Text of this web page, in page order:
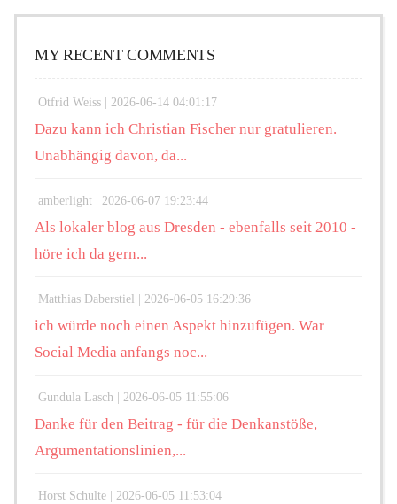
MY RECENT COMMENTS
Otfrid Weiss | 2026-06-14 04:01:17
Dazu kann ich Christian Fischer nur gratulieren.
Unabhängig davon, da...
amberlight | 2026-06-07 19:23:44
Als lokaler blog aus Dresden - ebenfalls seit 2010 -
höre ich da gern...
Matthias Daberstiel | 2026-06-05 16:29:36
ich würde noch einen Aspekt hinzufügen. War
Social Media anfangs noc...
Gundula Lasch | 2026-06-05 11:55:06
Danke für den Beitrag - für die Denkanstöße,
Argumentationslinien,...
Horst Schulte | 2026-06-05 11:53:04